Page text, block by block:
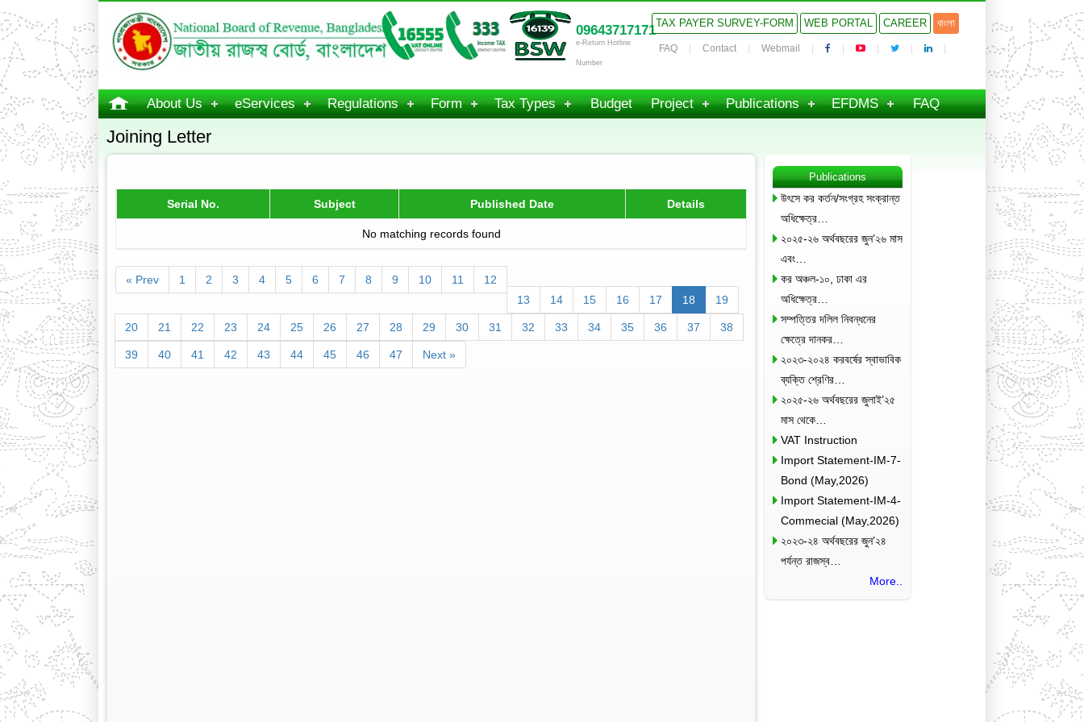
09643717171
e-Return Hotline
Number
TAX PAYER SURVEY-FORM WEB PORTAL CAREER বাংলা
FAQ Contact Webmail
About Us eServices Regulations Form Tax Types Budget Project Publications EFDMS FAQ
Joining Letter
Serial No. Subject Published Date Details
No matching records found
« Prev 1 2 3 4 5 6 7 8 9 10 11
12
13
14 15 16 17 18 19
20 21 22 23 24 25 26 27 28 29 30 31 32 33 34 35 36 37 38
39 40 41 42 43 44 45 46 47 Next »
Publications
উৎসে কর কর্তন/সংগ্রহ সংক্রান্ত
অধিক্ষেত্র…
২০২৫-২৬ অর্থবছরের জুন’২৬ মাস
এবং…
কর অঞ্চল-১০, ঢাকা এর
অধিক্ষেত্র…
সম্পত্তির দলিল নিবন্ধনের
ক্ষেত্রে দানকর…
২০২৩-২০২৪ করবর্ষের স্বাভাবিক
ব্যক্তি শ্রেণির…
২০২৫-২৬ অর্থবছরের জুলাই’২৫
মাস থেকে…
VAT Instruction
Import Statement-IM-7-
Bond (May,2026)
Import Statement-IM-4-
Commecial (May,2026)
২০২৩-২৪ অর্থবছরের জুন’২৪
পর্যন্ত রাজস্ব…
More..